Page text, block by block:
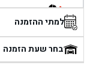
בן גל -
בן גל -
למתי ההזמנה
בחר שעת הזמנה